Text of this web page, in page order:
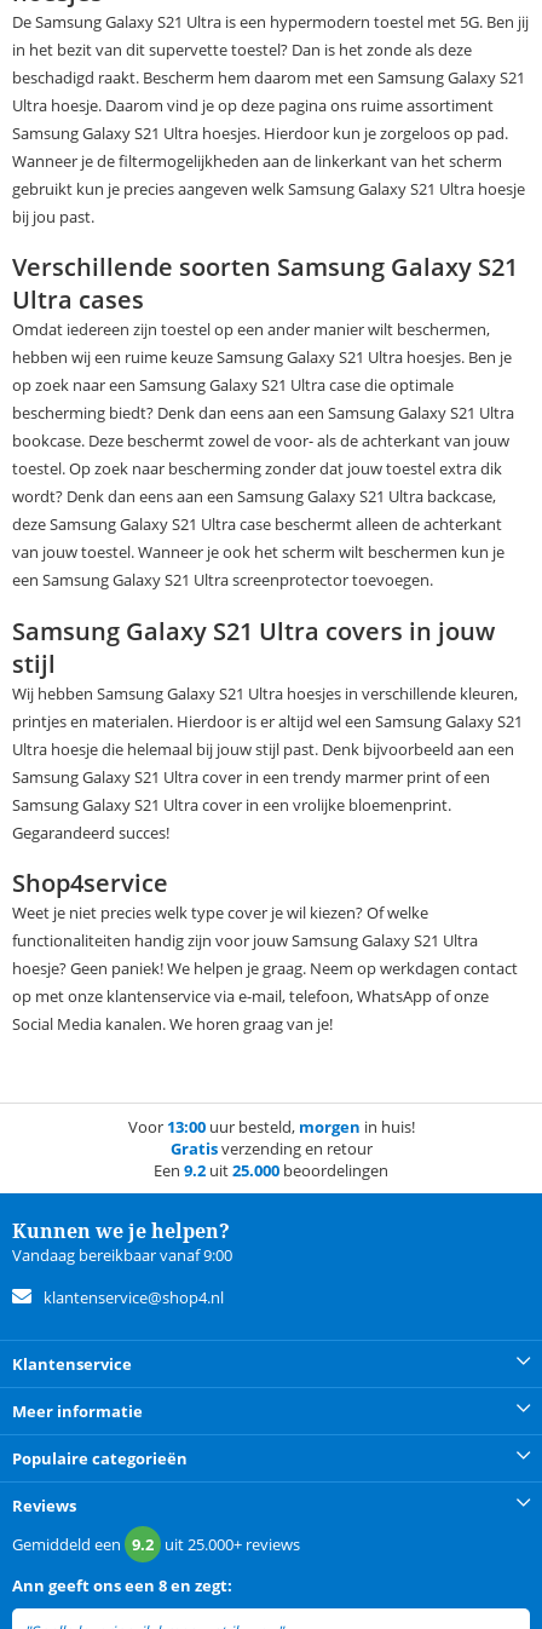
De Samsung Galaxy S21 Ultra is een hypermodern toestel met 5G. Ben jij
in het bezit van dit supervette toestel? Dan is het zonde als deze
beschadigd raakt. Bescherm hem daarom met een Samsung Galaxy S21
Ultra hoesje. Daarom vind je op deze pagina ons ruime assortiment
Samsung Galaxy S21 Ultra hoesjes. Hierdoor kun je zorgeloos op pad.
Wanneer je de filtermogelijkheden aan de linkerkant van het scherm
gebruikt kun je precies aangeven welk Samsung Galaxy S21 Ultra hoesje
bij jou past.
Verschillende soorten Samsung Galaxy S21
Ultra cases
Omdat iedereen zijn toestel op een ander manier wilt beschermen,
hebben wij een ruime keuze Samsung Galaxy S21 Ultra hoesjes. Ben je
op zoek naar een Samsung Galaxy S21 Ultra case die optimale
bescherming biedt? Denk dan eens aan een Samsung Galaxy S21 Ultra
bookcase. Deze beschermt zowel de voor- als de achterkant van jouw
toestel. Op zoek naar bescherming zonder dat jouw toestel extra dik
wordt? Denk dan eens aan een Samsung Galaxy S21 Ultra backcase,
deze Samsung Galaxy S21 Ultra case beschermt alleen de achterkant
van jouw toestel. Wanneer je ook het scherm wilt beschermen kun je
een Samsung Galaxy S21 Ultra screenprotector toevoegen.
Samsung Galaxy S21 Ultra covers in jouw
stijl
Wij hebben Samsung Galaxy S21 Ultra hoesjes in verschillende kleuren,
printjes en materialen. Hierdoor is er altijd wel een Samsung Galaxy S21
Ultra hoesje die helemaal bij jouw stijl past. Denk bijvoorbeeld aan een
Samsung Galaxy S21 Ultra cover in een trendy marmer print of een
Samsung Galaxy S21 Ultra cover in een vrolijke bloemenprint.
Gegarandeerd succes!
Shop4service
Weet je niet precies welk type cover je wil kiezen? Of welke
functionaliteiten handig zijn voor jouw Samsung Galaxy S21 Ultra
hoesje? Geen paniek! We helpen je graag. Neem op werkdagen contact
op met onze klantenservice via e-mail, telefoon, WhatsApp of onze
Social Media kanalen. We horen graag van je!
Voor 13:00uur besteld, morgen in huis!
Gratisverzending en retour
Een 9.2 uit25.000 beoordelingen
Kunnen we je helpen?
Vandaag bereikbaar vanaf 9:00
klantenservice@shop4.nl
Klantenservice
Meer informatie
Populaire categorieën
Reviews
Gemiddeld een 9.2 uit25.000+ reviews
Ann geeft ons een 8 en zegt: